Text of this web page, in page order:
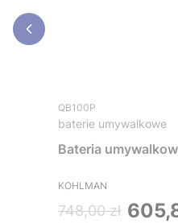
QB100P
baterie umywalkowe
Bateria
KOHLMAN
748,00 zł